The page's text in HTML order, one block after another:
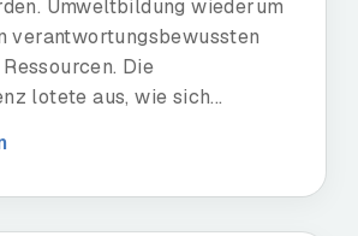
Umweltbildung wiederum
verantwortungsbewussten
Die
lotete aus, wie sich...